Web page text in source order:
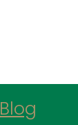
Blog